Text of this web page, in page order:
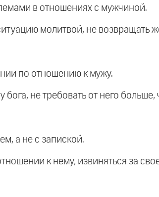
в отношениях с мужчиной.
молитвой, не возвращать
по отношению к мужу.
не требовать от него
а не с запиской.
к нему, извиняться за